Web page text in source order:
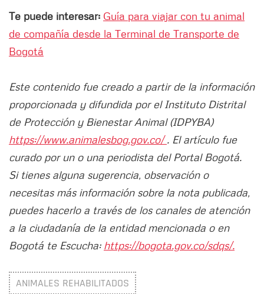
Te puede interesar: Guía para viajar con tu animal
de compañía desde la Terminal de Transporte de
Bogotá
Este contenido fue creado a partir de la información
proporcionada y difundida por el Instituto Distrital
de Protección y Bienestar Animal (IDPYBA)
https://www.animalesbog.gov.co/. El artículo fue
curado por un o una periodista del Portal Bogotá.
Si tienes alguna sugerencia, observación o
necesitas más información sobre la nota publicada,
puedes hacerlo a través de los canales de atención
a la ciudadanía de la entidad mencionada o en
Bogotá te Escucha: https://bogota.gov.co/sdqs/.
ANIMALES REHABILITADOS